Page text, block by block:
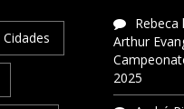
Cidades
Rebeca
Arthur
2025